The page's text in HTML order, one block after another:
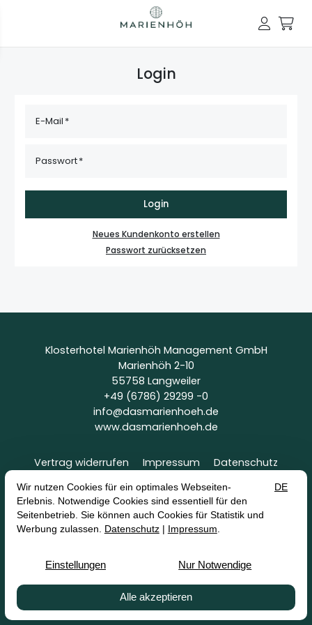
Login
E-Mail
Passwort
Login
Neues Kundenkonto erstellen
Passwort zurücksetzen
Klosterhotel Marienhöh Management GmbH
Marienhöh 2-10
55758 Langweiler
+49 (6786) 29299 -0
info@dasmarienhoeh.de
www.dasmarienhoeh.de
Vertrag widerrufen Impressum
Datenschutz
Alle Preise gelten inkl. MwSt. zzgl. Versandkosten
©2026 Klosterhotel Marienhöh Management GmbH —
Site byfirstvoucher